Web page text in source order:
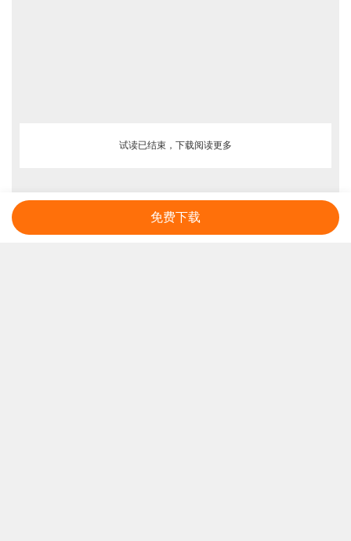
试读已结束，下载阅读更多
免费下载